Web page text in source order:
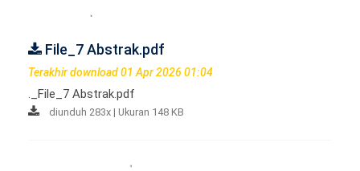
File_7 Abstrak.pdf
Terakhir download 01 Apr 2026 01:04
._File_7 Abstrak.pdf
diunduh 283x | Ukuran 148 KB